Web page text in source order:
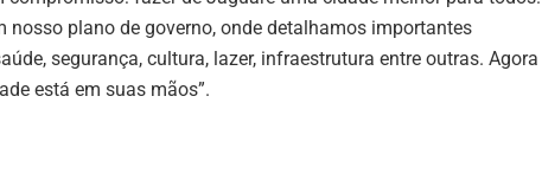
nosso plano de governo, onde detalhamos importantes
segurança, cultura, lazer, infraestrutura entre outras. Agora
está em suas mãos”.